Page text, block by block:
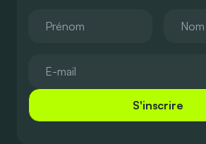
S'inscrire